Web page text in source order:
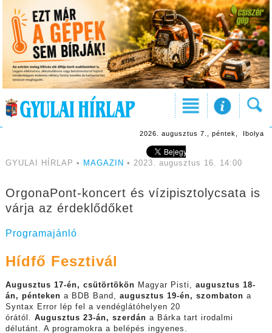
2026. augusztus 7., péntek, Ibolya
GYULAI HÍRLAP • MAGAZIN • 2023. augusztus 16. 14:00
OrgonaPont-koncert és vízipisztolycsata is
várja az érdeklődőket
Programajánló
Hídfő Fesztivál
Augusztus 17-én, csütörtökön Magyar Pisti, augusztus 18-
án, pénteken a BDB Band, augusztus 19-én, szombaton a
Syntax Error lép fel a vendéglátóhelyen 20
órától. Augusztus 23-án, szerdán a Bárka tart irodalmi
délutánt. A programokra a belépés ingyenes.